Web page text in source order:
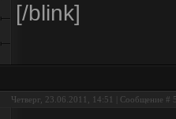
[/blink]
Четверг, 23.06.2011, 14:51 | Сообщение #